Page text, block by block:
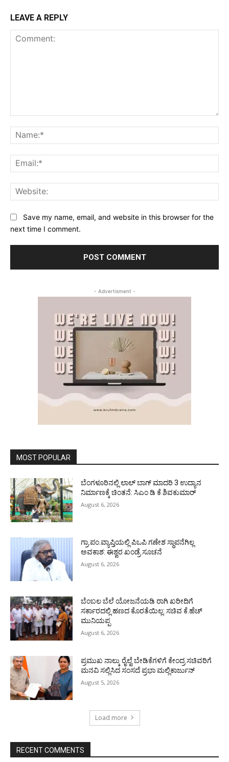
LEAVE A REPLY
Save my name, email, and website in this browser for the
next time I comment.
- Advertisment -
MOST POPULAR
ಬೆಂಗಳೂರಿನಲ್ಲಿ ಲಾಲ್ ಬಾಗ್ ಮಾದರಿ 3 ಉದ್ಯಾನ
ನಿರ್ಮಾಣಕ್ಕೆ ಚಿಂತನೆ: ಸಿಎಂ ಡಿ ಕೆ ಶಿವಕುಮಾರ್
August 6, 2026
ಗ್ರಾ.ಪಂ.ವ್ಯಾಪ್ತಿಯಲ್ಲಿ ಪಿಒಪಿ ಗಣೇಶ ಸ್ಥಾಪನೆಗಿಲ್ಲ
ಅವಕಾಶ: ಈಶ್ವರ ಖಂಡ್ರೆ ಸೂಚನೆ
August 6, 2026
ಬೆಂಬಲ ಬೆಲೆ ಯೋಜನೆಯಡಿ ರಾಗಿ ಖರೀದಿಗೆ
ಸರ್ಕಾರದಲ್ಲಿ ಹಣದ ಕೊರತೆಯಿಲ್ಲ: ಸಚಿವ ಕೆ.ಹೆಚ್
ಮುನಿಯಪ್ಪ
August 6, 2026
ಪ್ರಮುಖ ನಾಲ್ಕು ರೈಲ್ವೆ ಬೇಡಿಕೆಗಳಿಗೆ ಕೇಂದ್ರ ಸಚಿವರಿಗೆ
ಮನವಿ ಸಲ್ಲಿಸಿದ ಸಂಸದೆ ಪ್ರಭಾ ಮಲ್ಲಿಕಾರ್ಜುನ್
August 5, 2026
Load more
RECENT COMMENTS